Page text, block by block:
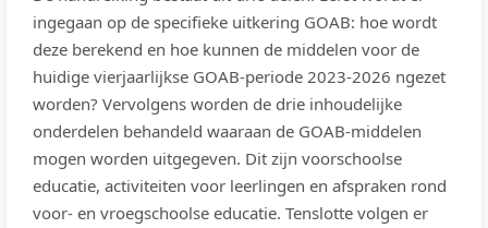
ingegaan op de specifieke uitkering GOAB: hoe wordt
deze berekend en hoe kunnen de middelen voor de
huidige vierjaarlijkse GOAB-periode 2023-2026 ngezet
worden? Vervolgens worden de drie inhoudelijke
onderdelen behandeld waaraan de GOAB-middelen
mogen worden uitgegeven. Dit zijn voorschoolse
educatie, activiteiten voor leerlingen en afspraken rond
voor- en vroegschoolse educatie. Tenslotte volgen er